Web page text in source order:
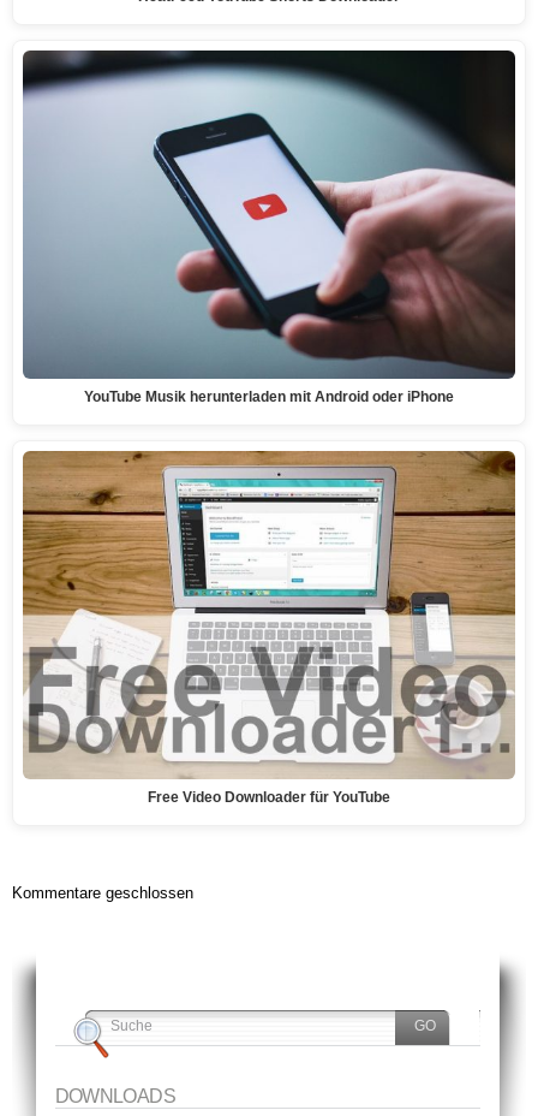
YouTube Musik herunterladen mit Android oder iPhone
Free Video Downloader für YouTube
Kommentare geschlossen
DOWNLOADS